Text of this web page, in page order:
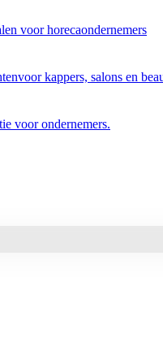
voor horecaondernemers
kappers, salons en
voor ondernemers.